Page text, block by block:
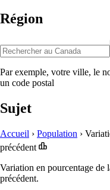
Région
Par exemple, votre ville, le
un code postal
Sujet
Accueil › Population ›
précédent
Variation en pourcentage de
précédent.